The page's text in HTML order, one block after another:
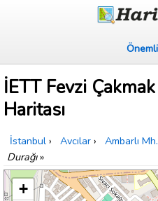
İETT Fevzi
Haritası
İstanbul › Avcılar › Ambarlı Mh.
Durağı»
+